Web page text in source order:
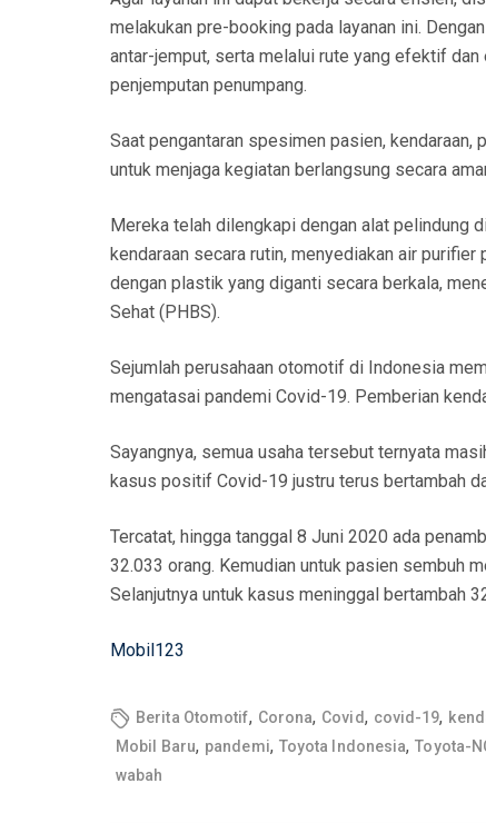
melakukan pre-booking pada layanan ini.
antar-jemput, serta melalui rute yang efektif
penjemputan penumpang.
Saat pengantaran spesimen pasien,
untuk menjaga kegiatan berlangsung secara
Mereka telah dilengkapi dengan alat pelindung
kendaraan secara rutin, menyediakan air
dengan plastik yang diganti secara berkala,
Sehat (PHBS).
Sejumlah perusahaan otomotif di Indonesia
mengatasai pandemi Covid-19. Pemberian
Sayangnya, semua usaha tersebut ternyata
kasus positif Covid-19 justru terus bertambah
Tercatat, hingga tanggal 8 Juni 2020 ada
32.033 orang. Kemudian untuk pasien sembuh
Selanjutnya untuk kasus meninggal bertambah
Mobil123
Berita Otomotif, Corona, Covid, covid-19,
Mobil Baru, pandemi, Toyota Indonesia, Toyota-
wabah